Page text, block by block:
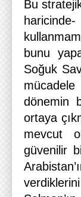
Bu
bunu
Soğuk
dönemin
ortaya
mevcut
güvenilir